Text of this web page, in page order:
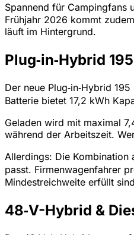
Spannend für Campingfans
Frühjahr 2026 kommt
läuft im Hintergrund.
Plug‑in‑Hybrid
Der neue Plug‑in‑Hybrid
Batterie bietet 17,2 kWh
Geladen wird mit maximal
während der Arbeitszeit.
Allerdings: Die Kombination
passt. Firmenwagenfahrer
Mindestreichweite erfüllt
48‑V-Hybrid &